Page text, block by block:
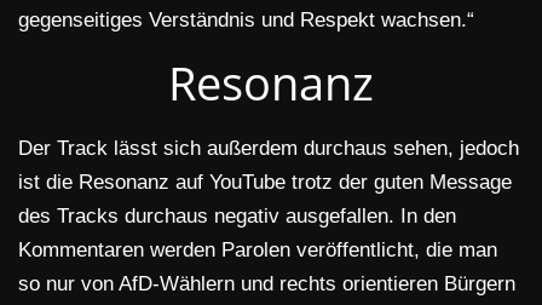
gegenseitiges Verständnis und Respekt wachsen.“
Resonanz
Der Track lässt sich außerdem durchaus sehen, jedoch
ist die Resonanz auf YouTube trotz der guten Message
des Tracks durchaus negativ ausgefallen. In den
Kommentaren werden Parolen veröffentlicht, die man
so nur von AfD-Wählern und rechts orientieren Bürgern